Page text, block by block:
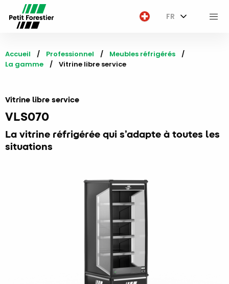
FR
Accueil Professionnel
Meubles réfrigérés
La gamme
Current:
Vitrine libre service
Vitrine libre service
VLS070
La vitrine réfrigérée qui s’adapte à toutes les
situations​